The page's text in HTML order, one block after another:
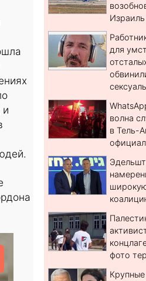
и
Израиль
для
волна
в Тель-
фото